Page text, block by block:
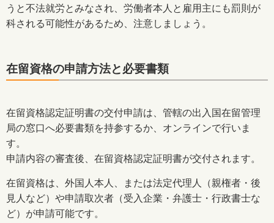
うと不法就労とみなされ、労働者本人と雇用主にも罰則が
科される可能性があるため、注意しましょう。
在留資格の申請方法と必要書類
在留資格認定証明書の交付申請は、管轄の出入国在留管理
局の窓口へ必要書類を持参するか、オンラインで行いま
す。
申請内容の審査後、在留資格認定証明書が交付されます。
在留資格は、外国人本人、または法定代理人（親権者・後
見人など）や申請取次者（受入企業・弁護士・行政書士な
ど）が申請可能です。